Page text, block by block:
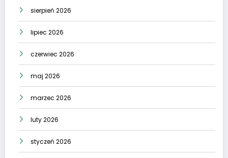
sierpień 2026
lipiec 2026
czerwiec 2026
maj 2026
marzec 2026
luty 2026
styczeń 2026